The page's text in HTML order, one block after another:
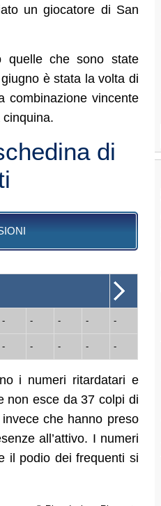
un giocatore di San
quelle che sono state
è stata la volta di
combinazione vincente
di
- - - - -
- - - - -
i numeri ritardatari e
non esce da 37 colpi di
che hanno preso
all’attivo. I numeri
il podio dei frequenti si